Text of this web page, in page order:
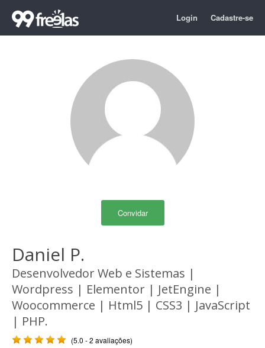
Login Cadastre-se
Convidar
Daniel P.
Desenvolvedor Web e Sistemas |
Wordpress | Elementor | JetEngine |
Woocommerce | Html5 | CSS3 | JavaScript
| PHP.
(5.0 - 2 avaliações)